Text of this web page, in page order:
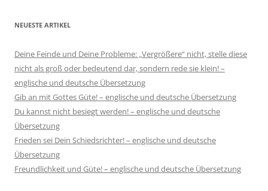
NEUESTE ARTIKEL
Deine Feinde und Deine Probleme: „Vergrößere“ nicht, stelle diese
nicht als groß oder bedeutend dar, sondern rede sie klein! –
englische und deutsche Übersetzung
Gib an mit Gottes Güte! – englische und deutsche Übersetzung
Du kannst nicht besiegt werden! – englische und deutsche
Übersetzung
Frieden sei Dein Schiedsrichter! – englische und deutsche
Übersetzung
Freundlichkeit und Güte! – englische und deutsche Übersetzung